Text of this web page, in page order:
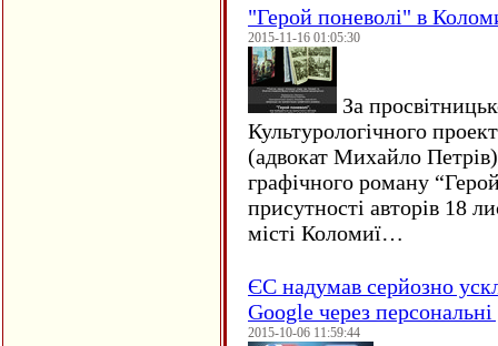
"Герой поневолі" в
2015-11-16 01:05:30
За
Культурологічного
(адвокат Михайло
графічного роману
присутності авторів 18
місті Коломиї…
ЄC надумав серйозно
Google через персональні
2015-10-06 11:59:44